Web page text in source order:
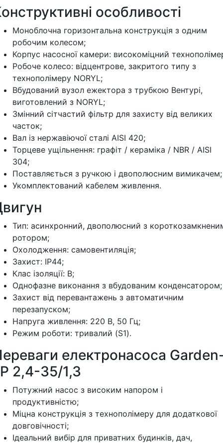
особливості
Моноблочна горизонтальна конструкція з одним
робочим колесом;
Корпус насосної камери: високоміцний
Робоче колесо: відцентрове, закритого типу з
технополімеру NORYL;
Вбудований вузол ежектора з трубкою Вентурі,
виготовлений з NORYL;
Змінний сітчастий фільтр для захисту від великих
часток;
Вал із нержавіючої сталі AISI 420;
Торцеве ущільнення: графіт / кераміка / NBR / AISI
304;
Поставляється з ручкою і двополюсним вимикачем;
Укомплектований кабелем живлення.
Тип: асинхронний, двополюсний з
ротором;
Охолодження: самовентиляція;
Захист: IP44;
Клас ізоляції: В;
Однофазне виконання з вбудованим конденсатором;
Захист від перевантажень з автоматичним
перезапуском;
Напруга живлення: 220 В, 50 Гц;
Режим роботи: тривалий (S1).
електронасоса
2,4-35/1,3
Потужний насос з високим напором і
продуктивністю;
Міцна конструкція з технополімеру для додаткової
довговічності;
Ідеальний вибір для приватних будинків, дач,